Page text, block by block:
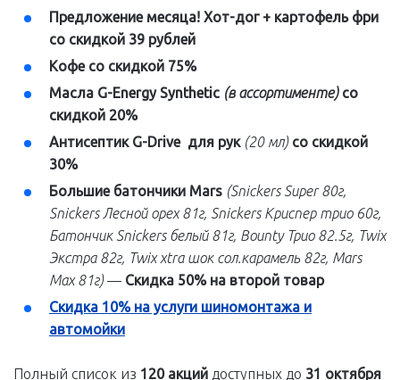
Предложение месяца! Хот-дог + картофель фри
со скидкой 39 рублей
Кофе со скидкой 75%
Масла G-Energy Synthetic (в ассортименте)со
скидкой 20%
Антисептик G-Drive для рук (20 мл) со скидкой
30%
Большие батончики Mars (Snickers Super 80г,
Snickers Лесной орех 81г, Snickers Криспер трио 60г,
Батончик Snickers белый 81г, Bounty Трио 82.5г, Twix
Экстра 82г, Twix xtra шок сол.карамель 82г, Mars
Maх 81г)— Скидка 50% на второй товар
Скидка 10% на услуги шиномонтажа и
автомойки
Полный список из 120 акций доступных до 31 октября